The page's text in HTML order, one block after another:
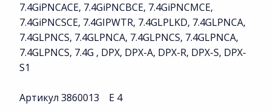
7.4GiPNCACE, 7.4GiPNCBCE, 7.4GiPNCMCE,
7.4GiPNCSCE, 7.4GIPWTR, 7.4GLPLKD, 7.4GLPNCA,
7.4GLPNCS, 7.4GLPNCA, 7.4GLPNCS, 7.4GLPNCA,
7.4GLPNCS, 7.4G , DPX, DPX-A, DPX-R, DPX-S, DPX-
S1
Артикул 3860013 E 4